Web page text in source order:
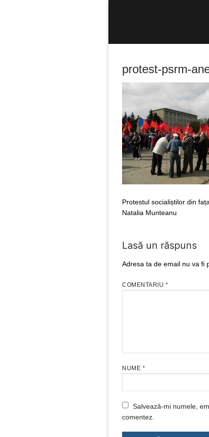
Caută
după:
protest-psrm-
Protestul socialiștilor din
Natalia Munteanu
Lasă un răspuns
Adresa ta de email nu va fi
COMENTARIU *
NUME *
Salvează-mi numele,
comentez.